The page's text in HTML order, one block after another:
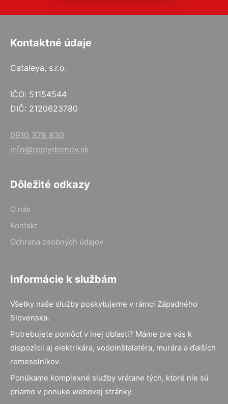
Kontaktné údaje
Cataleya, s.r.o.
IČO: 51154544
DIČ: 2120623780
0910 378 830
info@teplydomov.sk
Dôležité odkazy
O nás
Kontakt
Ochrana osobných údajov
Informácie k službám
Všetky naše služby poskytujeme v rámci Západného
Slovenska.
Potrebujete pomôcť v inej oblasti? Máme pre vás k
dispozícii aj elektrikára, vodoinštalatéra, murára a ďalších
remeselníkov.
Ponúkame komplexné služby vrátane tých, ktoré nie sú
priamo v ponuke webovej stránky.